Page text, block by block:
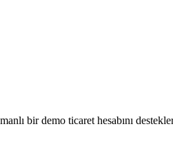
bir demo ticaret hesabını